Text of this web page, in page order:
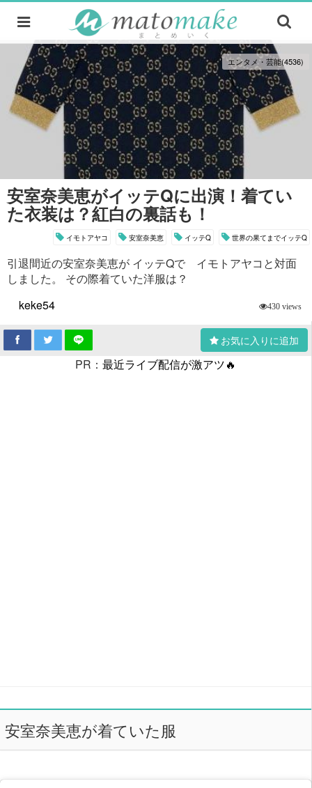
エンタメ・芸能(4536)
安室奈美恵がイッテQに出演！着てい
た衣装は？紅白の裏話も！
イモトアヤコ 安室奈美恵 イッテQ 世界の果てまでイッテQ
引退間近の安室奈美恵が イッテQで イモトアヤコと対面
しました。 その際着ていた洋服は？
keke54
430 views
お気に入りに追加
PR： 最近ライブ配信が激アツ🔥
安室奈美恵が着ていた服